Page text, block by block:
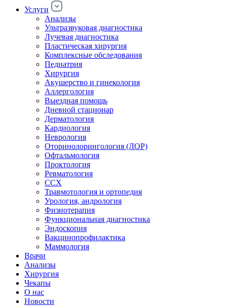
Услуги
Анализы
Ультразвуковая диагностика
Лучевая диагностика
Пластическая хирургия
Комплексные обследования
Педиатрия
Хирургия
Акушерство и гинекология
Аллергология
Выездная помощь
Дневной стационар
Дерматология
Кардиология
Неврология
Оторинолорингология (ЛОР)
Офтальмология
Проктология
Ревматология
ССХ
Травмотология и ортопедия
Урология, андрология
Физиотерапия
Функциональная диагностика
Эндоскопия
Вакцинопрофилактика
Маммология
Врачи
Анализы
Хирургия
Чекапы
О нас
Новости